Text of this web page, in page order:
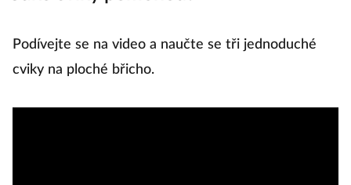
Podívejte se na video a naučte se tři jednoduché
cviky na ploché břicho.